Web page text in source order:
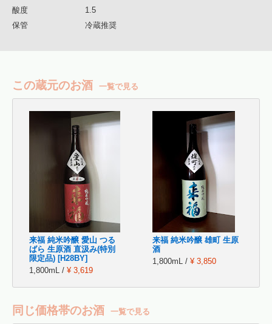
酸度
1.5
保管
冷蔵推奨
この蔵元のお酒 一覧で見る
来福 純米吟醸 愛山 つる
ばら 生原酒 直汲み(特別
限定品) [H28BY]
1,800mL / ¥ 3,619
来福 純米吟醸 雄町 生原
酒
1,800mL / ¥ 3,850
同じ価格帯のお酒 一覧で見る